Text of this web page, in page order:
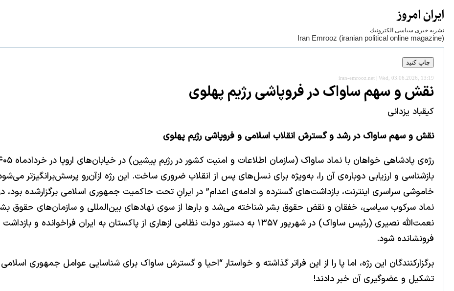
ايران امروز
نشريه خبری سياسی الكترونيك
Iran Emrooz (iranian political online magazine)
iran-emrooz.net | Wed, 03.06.2026, 13:19
نقش و سهم ساواک در فروپاشی رژیم پهلوی
کیقباد یزدانی
نقش و سهم ساواک در رشد و گسترش انقلاب اسلامی و فروپاشی رژیم پهلوی
بازشناسی و ارزیابی دوباره‌ی آن را، به‌ویژه برای نسل‌های پس از انقلاب ضروری ساخت. این رژه ازآن‌رو پرسش‌برانگیزتر
خاموشی سراسری اینترنت، بازداشت‌های گسترده و ادامه‌ی اعدام” در ایرانِ تحت حاکمیت جمهوری اسلامی برگزارشده بود،
نماد سرکوب سیاسی، خفقان و نقض حقوق بشر شناخته می‌شد و بارها از سوی نهادهای بین‌المللی و سازمان‌های حقوق
نعمت‌الله نصیری (رئیس ساواک) در شهریور ۱۳۵۷ به دستور دولت نظامی ازهاری از پاکستان به ایران
فرونشانده شود.
برگزارکنندگان این رژه، اما پا را از این فراتر گذاشته و خواستار “احیا و گسترش ساواک برای شناسایی عوامل جمهوری
تشکیل و عضوگیری آن خبر دادند!